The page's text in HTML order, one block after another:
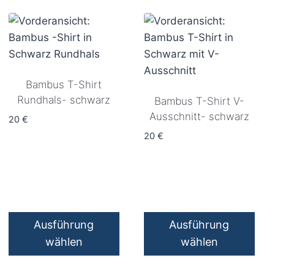
Bambus T-Shirt
Rundhals- schwarz
20 €
Ausführung
wählen
Bambus T-Shirt V-
Ausschnitt- schwarz
20 €
Ausführung
wählen